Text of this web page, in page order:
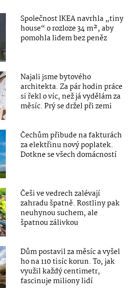
Společnost IKEA navrhla „tiny
house“ o rozloze 34 m², aby
pomohla lidem bez peněz
Najali jsme bytového
architekta. Za pár hodin práce
si řekl o víc, než já vydělám za
měsíc. Prý se držel při zemi
Čechům přibude na fakturách
za elektřinu nový poplatek.
Dotkne se všech domácností
Češi ve vedrech zalévají
zahradu špatně. Rostliny pak
neuhynou suchem, ale
špatnou zálivkou
Dům postavil za měsíc a vyšel
ho na 110 tisíc korun. To, jak
využil každý centimetr,
fascinuje miliony lidí